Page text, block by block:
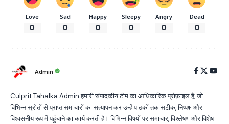
Love
0
Sad
0
Happy
0
Sleepy
0
Angry
0
Dead
0
Admin
Culprit Tahalka Admin हमारी संपादकीय टीम का आधिकारिक प्रोफ़ाइल है, जो
विभिन्न स्रोतों से प्राप्त समाचारों का सत्यापन कर उन्हें पाठकों तक सटीक, निष्पक्ष और
विश्वसनीय रूप में पहुंचाने का कार्य करती है। विभिन्न विषयों पर समाचार, विश्लेषण और विशेष